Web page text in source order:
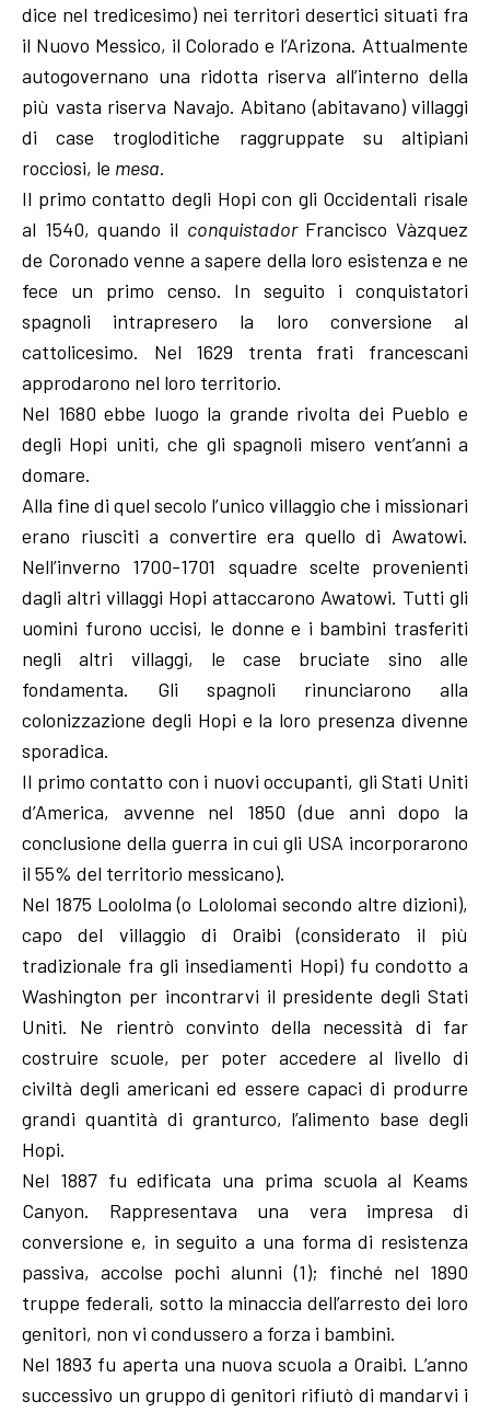
dice nel tredicesimo) nei territori desertici situati fra
il Nuovo Messico, il Colorado e l’Arizona. Attualmente
autogovernano una ridotta riserva all’interno della
più vasta riserva Navajo. Abitano (abitavano) villaggi
di case trogloditiche raggruppate su altipiani
rocciosi, le mesa.
Il primo contatto degli Hopi con gli Occidentali risale
al 1540, quando il conquistadorFrancisco Vàzquez
de Coronado venne a sapere della loro esistenza e ne
fece un primo censo. In seguito i conquistatori
spagnoli intrapresero la loro conversione al
cattolicesimo. Nel 1629 trenta frati francescani
approdarono nel loro territorio.
Nel 1680 ebbe luogo la grande rivolta dei Pueblo e
degli Hopi uniti, che gli spagnoli misero vent’anni a
domare.
Alla fine di quel secolo l’unico villaggio che i missionari
erano riusciti a convertire era quello di Awatowi.
Nell’inverno 1700-1701 squadre scelte provenienti
dagli altri villaggi Hopi attaccarono Awatowi. Tutti gli
uomini furono uccisi, le donne e i bambini trasferiti
negli altri villaggi, le case bruciate sino alle
fondamenta. Gli spagnoli rinunciarono alla
colonizzazione degli Hopi e la loro presenza divenne
sporadica.
Il primo contatto con i nuovi occupanti, gli Stati Uniti
d’America, avvenne nel 1850 (due anni dopo la
conclusione della guerra in cui gli USA incorporarono
il 55% del territorio messicano).
Nel 1875 Loololma (o Lololomai secondo altre dizioni),
capo del villaggio di Oraibi (considerato il più
tradizionale fra gli insediamenti Hopi) fu condotto a
Washington per incontrarvi il presidente degli Stati
Uniti. Ne rientrò convinto della necessità di far
costruire scuole, per poter accedere al livello di
civiltà degli americani ed essere capaci di produrre
grandi quantità di granturco, l’alimento base degli
Hopi.
Nel 1887 fu edificata una prima scuola al Keams
Canyon. Rappresentava una vera impresa di
conversione e, in seguito a una forma di resistenza
passiva, accolse pochi alunni (1); finché nel 1890
truppe federali, sotto la minaccia dell’arresto dei loro
genitori, non vi condussero a forza i bambini.
Nel 1893 fu aperta una nuova scuola a Oraibi. L’anno
successivo un gruppo di genitori rifiutò di mandarvi i